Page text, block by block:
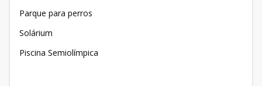
Parque para perros
Solárium
Piscina Semiolímpica